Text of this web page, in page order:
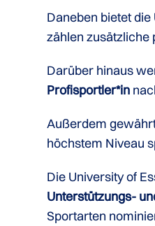
Daneben bietet
zählen zusätzliche
Darüber hinaus
Profisportler*in
Außerdem
höchstem Niveau
Die University of
Unterstützungs-
Sportarten